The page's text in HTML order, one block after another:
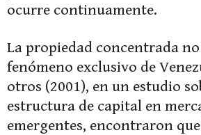
ocurre continuamente.
La propiedad concentrada
fenómeno exclusivo de
otros (2001), en un estudio
estructura de capital en
emergentes, encontraron